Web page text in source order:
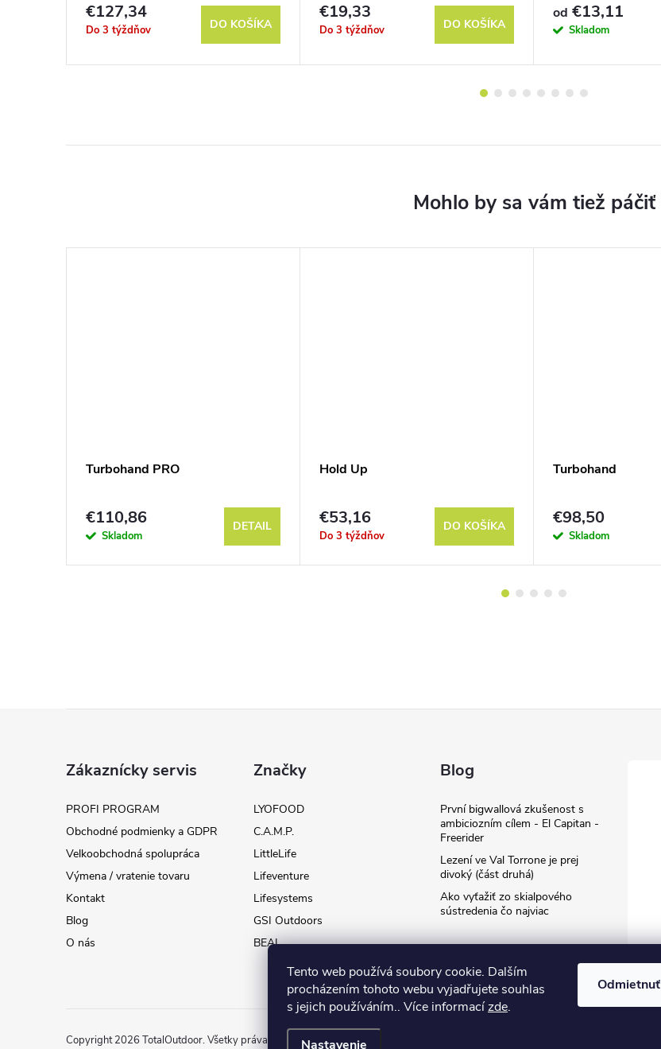
Tento web používá soubory cookie. Dalším
procházením tohoto webu vyjadřujete souhlas
s jejich používáním.. Více informacízde.
Nastavenie
Odmietnuť
€127,34
Do 3 týždňov DO KOŠÍKA
€19,33
Do 3 týždňov DO KOŠÍKA
od €13,11
Skladom
Turbohand PRO
€110,86
Skladom
DETAIL
Hold Up
€53,16
Do 3 týždňov
DO KOŠÍKA
Turbohand
€98,50
Skladom
Zákaznícky servis
PROFI PROGRAM
Obchodné podmienky a GDPR
Velkoobchodná spolupráca
Výmena / vratenie tovaru
Kontakt
Blog
O nás
Značky
LYOFOOD
C.A.M.P.
LittleLife
Lifeventure
Lifesystems
GSI Outdoors
BEAL
Blog
První bigwallová zkušenost s
ambiciozním cílem - El Capitan -
Freerider
Lezení ve Val Torrone je prej
divoký (část druhá)
Ako vyťažiť zo skialpového
sústredenia čo najviac
Copyright 2026 TotalOutdoor. Všetky práva vyhradené.Upraviť nastavenie cookies